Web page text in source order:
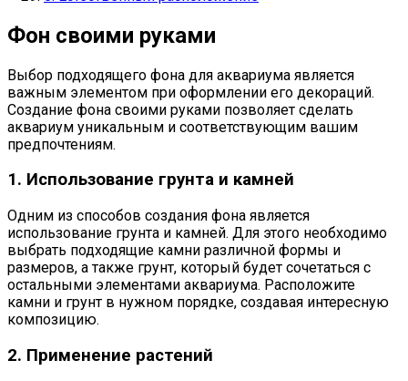
Фон своими руками
Выбор подходящего фона для аквариума является
важным элементом при оформлении его декораций.
Создание фона своими руками позволяет сделать
аквариум уникальным и соответствующим вашим
предпочтениям.
1. Использование грунта и камней
Одним из способов создания фона является
использование грунта и камней. Для этого необходимо
выбрать подходящие камни различной формы и
размеров, а также грунт, который будет сочетаться с
остальными элементами аквариума. Расположите
камни и грунт в нужном порядке, создавая интересную
композицию.
2. Применение растений